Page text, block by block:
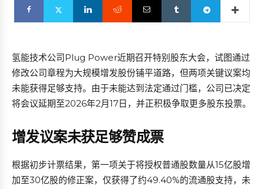
氢能技术公司Plug Power近期召开特别股东大会，试图通过
修改公司章程为大规模增发股份铺平道路，但两项关键议案均
未能获得足够支持。由于未能达到法定通过门槛，公司已决定
将会议延期至2026年2月17日，并正积极争取更多股东投票。
增发议案未获足够赞成票
根据初步计票结果，第一项关于将授权普通股数量从15亿股增
加至30亿股的修正案，仅获得了约49.40%的流通股支持，未